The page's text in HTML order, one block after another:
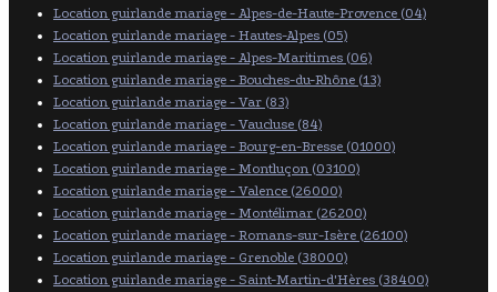
Location guirlande mariage - Alpes-de-Haute-Provence (04)
Location guirlande mariage - Hautes-Alpes (05)
Location guirlande mariage - Alpes-Maritimes (06)
Location guirlande mariage - Bouches-du-Rhône (13)
Location guirlande mariage - Var (83)
Location guirlande mariage - Vaucluse (84)
Location guirlande mariage - Bourg-en-Bresse (01000)
Location guirlande mariage - Montluçon (03100)
Location guirlande mariage - Valence (26000)
Location guirlande mariage - Montélimar (26200)
Location guirlande mariage - Romans-sur-Isère (26100)
Location guirlande mariage - Grenoble (38000)
Location guirlande mariage - Saint-Martin-d'Hères (38400)